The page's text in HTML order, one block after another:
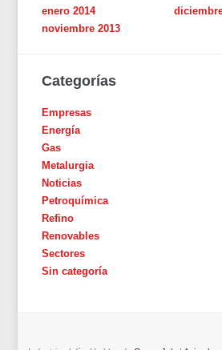
enero 2014
noviembre 2013
Categorías
Empresas
Energía
Gas
Metalurgia
Noticias
Petroquímica
Refino
Renovables
Sectores
Sin categoría